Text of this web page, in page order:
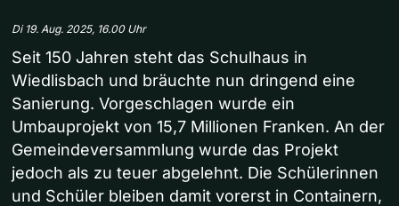
Di 19. Aug. 2025, 16.00 Uhr
Seit 150 Jahren steht das Schulhaus in
Wiedlisbach und bräuchte nun dringend eine
Sanierung. Vorgeschlagen wurde ein
Umbauprojekt von 15,7 Millionen Franken. An der
Gemeindeversammlung wurde das Projekt
jedoch als zu teuer abgelehnt. Die Schülerinnen
und Schüler bleiben damit vorerst in Containern,